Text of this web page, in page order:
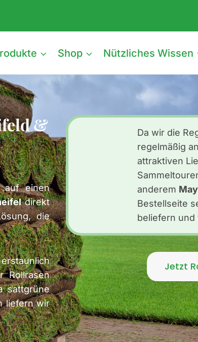
Shop Nützliches Wissen
&
auf einen
direkt
die
Rollrasen
sattgrüne
liefern wir
Da wir die
regelmäßig
attraktiven
anderem
Bestellseite
beliefern und
Jetzt